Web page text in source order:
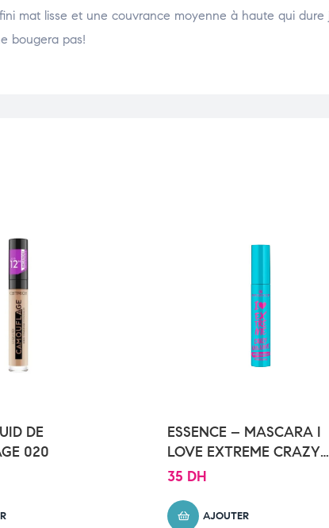
mat lisse et une couvrance moyenne à haute qui dure
bougera pas!
DE
020
ESSENCE – MASCARA I
LOVE EXTREME CRAZY
WATERPROOF
35 DH
AJOUTER